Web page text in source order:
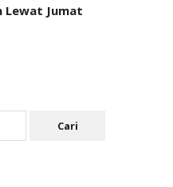
Lewat Jumat